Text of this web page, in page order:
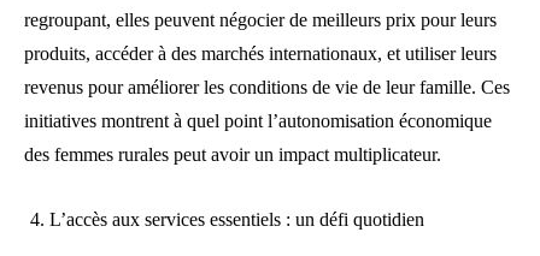
regroupant, elles peuvent négocier de meilleurs prix pour leurs
produits, accéder à des marchés internationaux, et utiliser leurs
revenus pour améliorer les conditions de vie de leur famille. Ces
initiatives montrent à quel point l’autonomisation économique
des femmes rurales peut avoir un impact multiplicateur.
L’accès aux services essentiels : un défi quotidien